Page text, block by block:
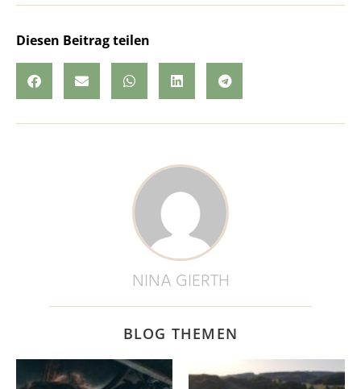
Diesen Beitrag teilen
NINA GIERTH
BLOG THEMEN